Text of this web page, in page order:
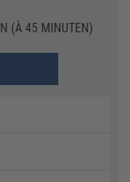
(À 45 MINUTEN)